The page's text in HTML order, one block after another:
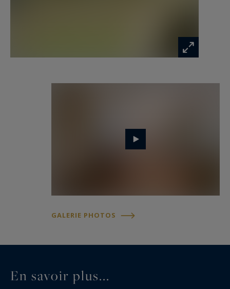
GALERIE PHOTOS
En savoir plus...